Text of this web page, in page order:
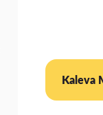
Kaleva